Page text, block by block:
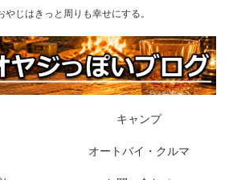
やじはきっと周りも幸せにする。
キャンプ
オートバイ・クルマ